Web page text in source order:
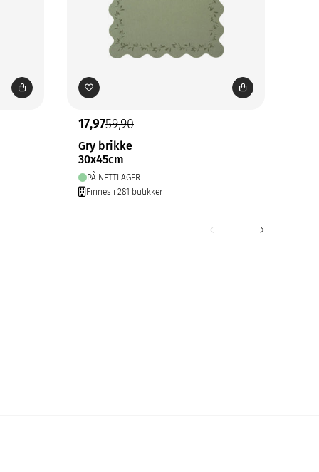
17,9759,90
Gry brikke
30x45cm
PÅ NETTLAGER
Finnes i 281 butikker